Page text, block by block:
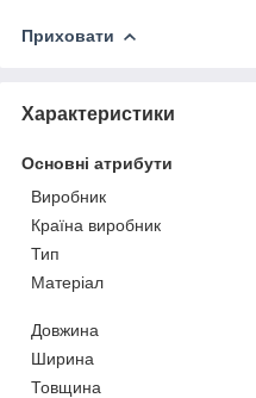
Приховати
Характеристики
Основні атрибути
Виробник
Країна виробник
Тип
Матеріал
Довжина
Ширина
Товщина